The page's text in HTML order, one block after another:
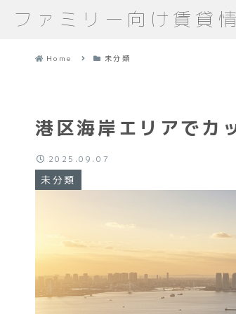
ファミリー向け賃貸
Home 未分類
港区海岸エリアでカ
未分類
2025.09.07